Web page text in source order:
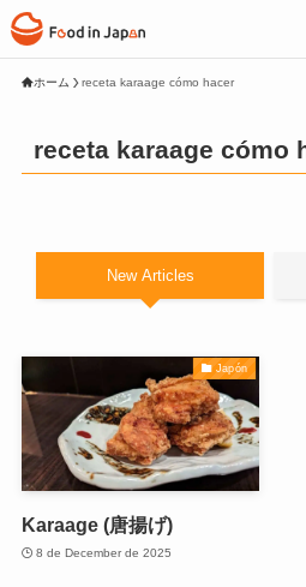
ホーム receta karaage cómo hacer
receta karaage cómo
New Articles
Japón
Karaage (唐揚げ)
8 de December de 2025